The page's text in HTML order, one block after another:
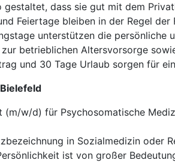
gestaltet, dass sie gut mit dem
Feiertage bleiben in der Regel der
unterstützen die persönliche
zur betrieblichen Altersvorsorge
und 30 Tage Urlaub sorgen für
(m/w/d) für Psychosomatische
in Sozialmedizin oder
ist von großer